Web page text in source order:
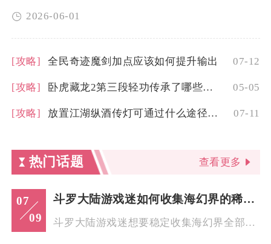
2026-06-01
[攻略] 全民奇迹魔剑加点应该如何提升输出 07-12
[攻略] 卧虎藏龙2第三段轻功传承了哪些特色 05-05
[攻略] 放置江湖纵酒传灯可通过什么途径获得 07-11
热门话题 查看更多
07
09
斗罗大陆游戏迷如何收集海幻界的稀有道具
斗罗大陆游戏迷想要稳定收集海幻界全部稀有道具，核心思路是把控...